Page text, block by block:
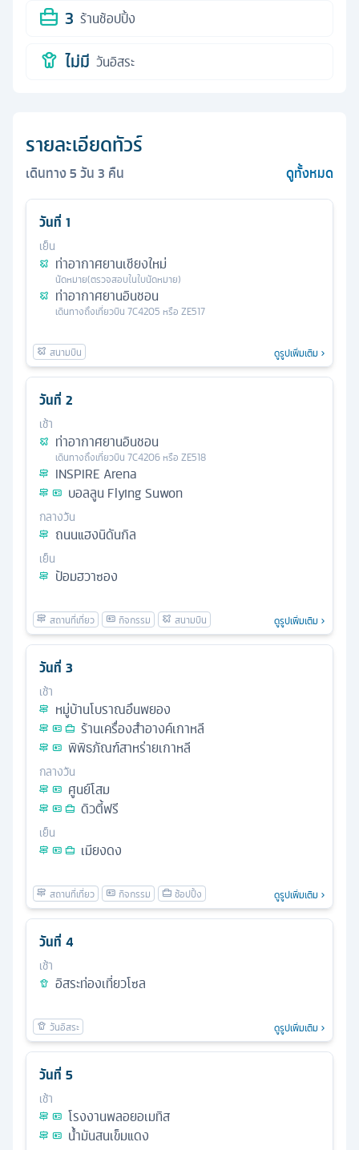
3 ร้านช้อปปิ้ง
ไม่มี วันอิสระ
รายละเอียดทัวร์
เดินทาง5วัน3 คืน ดูทั้งหมด
วันที่ 1
เย็น
ท่าอากาศยานเชียงใหม่
นัดหมาย(ตรวจสอบในใบนัดหมาย)
ท่าอากาศยานอินชอน
เดินทางถึงเที่ยวบิน 7C4205 หรือ ZE517
ดูรูปเพิ่มเติม
วันที่ 2
เช้า
ท่าอากาศยานอินชอน
เดินทางถึงเที่ยวบิน 7C4206 หรือ ZE518
INSPIRE Arena
บอลลูน Flying Suwon
กลางวัน
ถนนแฮงนิดันกิล
เย็น
ป้อมฮวาซอง
ดูรูปเพิ่มเติม
วันที่ 3
เช้า
หมู่บ้านโบราณอึนพยอง
ร้านเครื่องสำอางค์เกาหลี
พิพิธภัณฑ์สาหร่ายเกาหลี
กลางวัน
ศูนย์โสม
ดิวตี้ฟรี
เย็น
เมียงดง
ดูรูปเพิ่มเติม
วันที่ 4
เช้า
อิสระท่องเที่ยวโซล
ดูรูปเพิ่มเติม
วันที่ 5
เช้า
โรงงานพลอยอเมทิส
น้ำมันสนเข็มแดง